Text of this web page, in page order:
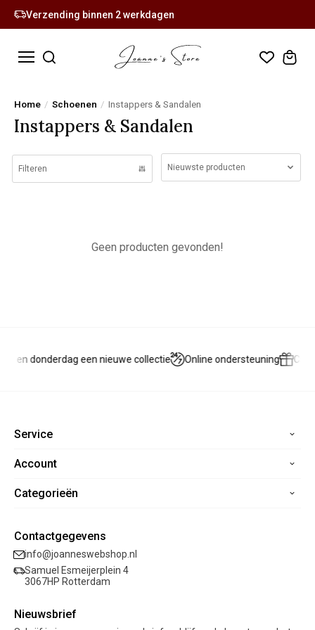
Verzending binnen 2 werkdagen
Home / Schoenen / Instappers & Sandalen
Instappers & Sandalen
Filteren Nieuwste producten
Geen producten gevonden!
en donderdag een nieuwe collectie Online ondersteuning
Service
Home
Veelgestelde vragen
Retourneren
Garantie
Account
Registreren
Mijn verlanglijst
Categorieën
Sale
Kleding
Schoenen
Cadeaubon
Contactgegevens
info@joanneswebshop.nl
Samuel Esmeijerplein 4
3067HP Rotterdam
Nieuwsbrief